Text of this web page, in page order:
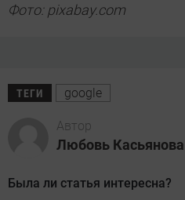
Фото: pixabay.com
ТЕГИ google
Автор
Любовь Касьянова
Была ли статья интересна?